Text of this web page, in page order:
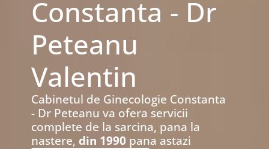
Constanta - Dr
Peteanu
Valentin
Cabinetul de Ginecologie Constanta
- Dr Peteanu va ofera servicii
complete de la sarcina, pana la
nastere, din 1990 pana astazi